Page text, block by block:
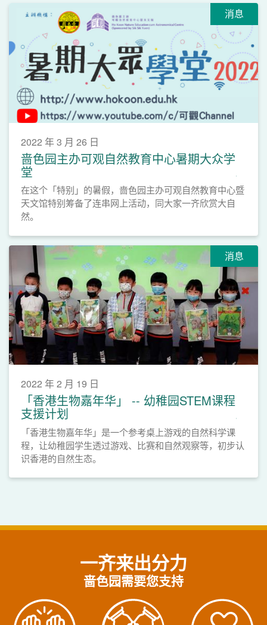
消息
2022 年 3 月 26 日
啬色园主办可观自然教育中心暑期大众学
堂
在这个「特别」的暑假，啬色园主办可观自然教育中心暨
天文馆特别筹备了连串网上活动，同大家一齐欣赏大自
然。
消息
2022 年 2 月 19 日
「香港生物嘉年华」 -- 幼稚园STEM课程
支援计划
「香港生物嘉年华」是一个参考桌上游戏的自然科学课
程，让幼稚园学生透过游戏、比赛和自然观察等，初步认
识香港的自然生态。
一齐来出分力
啬色园需要您支持